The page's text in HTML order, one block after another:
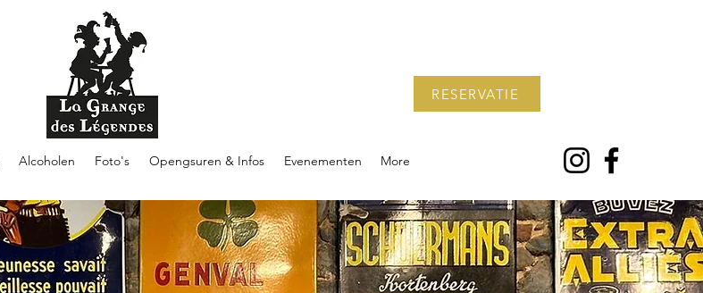
RESERVATIE
Alcoholen Foto's Opengsuren & Infos Evenementen More